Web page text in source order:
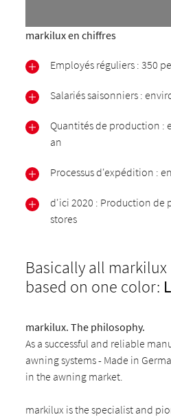
markilux en chiffres
Employés réguliers : 350
Salariés saisonniers :
Quantités de production :
an
Processus d'expédition :
d'ici 2020 : Production de
stores
Basically all
based on one color:
markilux. The philosophy.
As a successful and reliable
awning systems - Made in
in the awning market.
markilux is the specialist and